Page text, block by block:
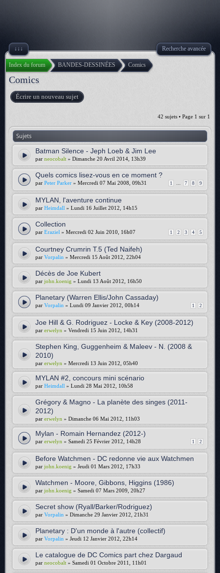
↓↓↓ Recherche avancée
Index du forum BANDES-DESSINÉES Comics
Comics
Écrire un nouveau sujet
42 sujets • Page 1 sur 1
Sujets
Batman Silence - Jeph Loeb & Jim Lee
par neocobalt » Dimanche 20 Avril 2014, 13h39
Quels comics lisez-vous en ce moment ?
1 7 8 9
par Peter Parker » Mercredi 07 Mai 2008, 09h31
MYLAN, l'aventure continue
par Heimdall » Lundi 16 Juillet 2012, 14h15
Collection
1 2 3 4 5
par Eraziel » Mercredi 02 Juin 2010, 16h07
Courtney Crumrin T.5 (Ted Naifeh)
par Vorpalin » Mercredi 15 Août 2012, 22h04
Décès de Joe Kubert
par john.koenig » Lundi 13 Août 2012, 16h50
Planetary (Warren Ellis/John Cassaday)
1 2
par Vorpalin » Lundi 09 Janvier 2012, 00h14
Joe Hill & G. Rodriguez - Locke & Key (2008-2012)
par erwelyn » Vendredi 15 Juin 2012, 14h31
Stephen King, Guggenheim & Maleev - N. (2008 &
2010)
par erwelyn » Mercredi 13 Juin 2012, 05h40
MYLAN #2, concours mini scénario
par Heimdall » Lundi 28 Mai 2012, 10h58
Grégory & Magno - La planète des singes (2011-
2012)
par erwelyn » Dimanche 06 Mai 2012, 11h03
Mylan - Romain Hernandez (2012-)
1 2
par erwelyn » Samedi 25 Février 2012, 14h28
Before Watchmen - DC redonne vie aux Watchmen
par john.koenig » Jeudi 01 Mars 2012, 17h33
Watchmen - Moore, Gibbons, Higgins (1986)
par john.koenig » Samedi 07 Mars 2009, 20h27
Secret show (Ryall/Barker/Rodriguez)
par Vorpalin » Dimanche 29 Janvier 2012, 21h31
Planetary : D'un monde à l'autre (collectif)
par Vorpalin » Jeudi 12 Janvier 2012, 22h14
Le catalogue de DC Comics part chez Dargaud
par neocobalt » Samedi 01 Octobre 2011, 11h01